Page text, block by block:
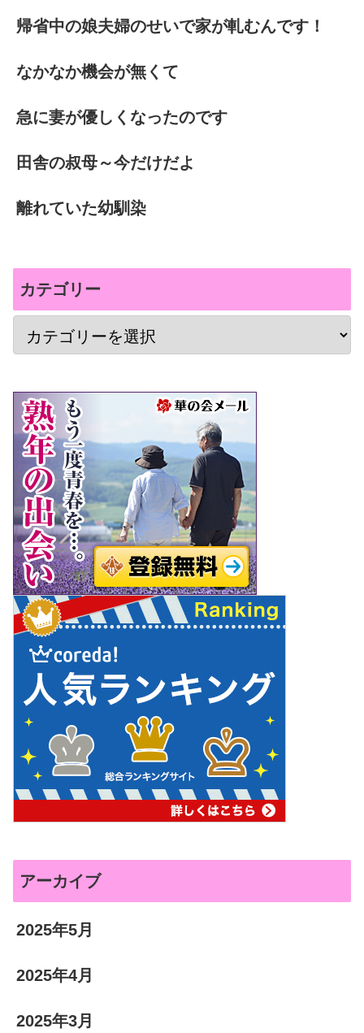
帰省中の娘夫婦のせいで家が軋むんです！
なかなか機会が無くて
急に妻が優しくなったのです
田舎の叔母～今だけだよ
離れていた幼馴染
カテゴリー
アーカイブ
2025年5月
2025年4月
2025年3月